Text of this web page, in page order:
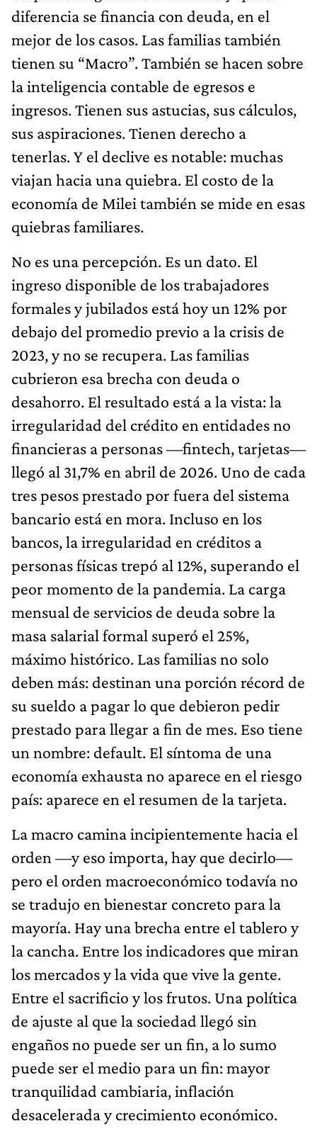
diferencia se financia con deuda, en el
mejor de los casos. Las familias también
tienen su “Macro”. También se hacen sobre
la inteligencia contable de egresos e
ingresos. Tienen sus astucias, sus cálculos,
sus aspiraciones. Tienen derecho a
tenerlas. Y el declive es notable: muchas
viajan hacia una quiebra. El costo de la
economía de Milei también se mide en esas
quiebras familiares.
No es una percepción. Es un dato. El
ingreso disponible de los trabajadores
formales y jubilados está hoy un 12% por
debajo del promedio previo a la crisis de
2023, y no se recupera. Las familias
cubrieron esa brecha con deuda o
desahorro. El resultado está a la vista: la
irregularidad del crédito en entidades no
financieras a personas —fintech, tarjetas—
llegó al 31,7% en abril de 2026. Uno de cada
tres pesos prestado por fuera del sistema
bancario está en mora. Incluso en los
bancos, la irregularidad en créditos a
personas físicas trepó al 12%, superando el
peor momento de la pandemia. La carga
mensual de servicios de deuda sobre la
masa salarial formal superó el 25%,
máximo histórico. Las familias no solo
deben más: destinan una porción récord de
su sueldo a pagar lo que debieron pedir
prestado para llegar a fin de mes. Eso tiene
un nombre: default. El síntoma de una
economía exhausta no aparece en el riesgo
país: aparece en el resumen de la tarjeta.
La macro camina incipientemente hacia el
orden —y eso importa, hay que decirlo—
pero el orden macroeconómico todavía no
se tradujo en bienestar concreto para la
mayoría. Hay una brecha entre el tablero y
la cancha. Entre los indicadores que miran
los mercados y la vida que vive la gente.
Entre el sacrificio y los frutos. Una política
de ajuste al que la sociedad llegó sin
engaños no puede ser un fin, a lo sumo
puede ser el medio para un fin: mayor
tranquilidad cambiaria, inflación
desacelerada y crecimiento económico.